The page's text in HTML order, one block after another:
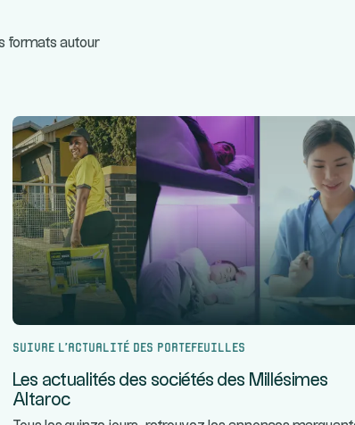
formats autour
Suivre l’actualité des portefeuilles
Les actualités des sociétés des Millésimes
Altaroc